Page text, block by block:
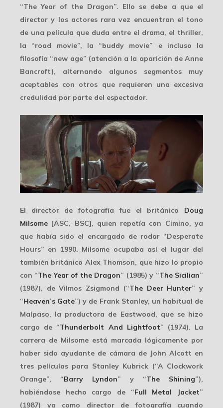
“The Year of the Dragon”. Ello se debe a que el
director y los actores rara vez encuentran el tono
de una película que duda entre el drama, el thriller,
la “road movie”, la “buddy movie” e incluso la
filosofía “new age” (atención a la aparición de Anne
Bancroft), alternando algunos segmentos muy
aceptables con otros que requieren una excesiva
credulidad por parte del espectador.
El director de fotografía fue el británico Doug
Milsome [ASC, BSC], quien repetía con Cimino, ya
que había sido el encargado de rodar “Desperate
Hours” en 1990. Milsome ocupaba así el lugar del
también británico Alex Thomson, que hizo lo propio
con “The Year of the Dragon” (1985) y “The Sicilian”
(1987), de Vilmos Zsigmond (“The Deer Hunter” y
“Heaven’s Gate”) y de Frank Stanley, un habitual de
Malpaso, la productora de Eastwood, que se hizo
cargo de “Thunderbolt And Lightfoot” (1974). La
carrera de Milsome está marcada lógicamente por
haber sido ayudante de cámara de John Alcott en
tres películas para Stanley Kubrick (“A Clockwork
Orange”, “Barry Lyndon” y “The Shining”),
habiéndose hecho cargo de “Full Metal Jacket”
(1987) ya como director de fotografía cuando